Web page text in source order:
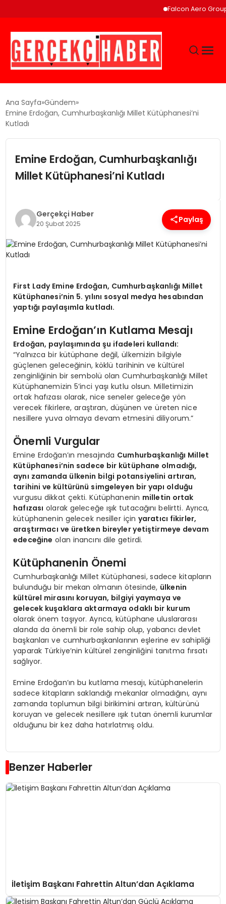
Falcon Aero Group,
GÜNCEL
EĞITIM
EKONOMI
SAĞLIK
SPOR
YAŞAM
Ana Sayfa Gündem
Emine Erdoğan, Cumhurbaşkanlığı Millet Kütüphanesi’ni
Kutladı
Emine Erdoğan, Cumhurbaşkanlığı
Millet Kütüphanesi’ni Kutladı
Gerçekçi Haber
20 Şubat 2025 Paylaş
First Lady Emine Erdoğan, Cumhurbaşkanlığı Millet
Kütüphanesi’nin 5. yılını sosyal medya hesabından
yaptığı paylaşımla kutladı.
Emine Erdoğan’ın Kutlama Mesajı
Erdoğan, paylaşımında şu ifadeleri kullandı:
“Yalnızca bir kütüphane değil, ülkemizin bilgiyle
güçlenen geleceğinin, köklü tarihinin ve kültürel
zenginliğinin bir sembolü olan Cumhurbaşkanlığı Millet
Kütüphanemizin 5’inci yaşı kutlu olsun. Milletimizin
ortak hafızası olarak, nice seneler geleceğe yön
verecek fikirlere, araştıran, düşünen ve üreten nice
nesillere yuva olmaya devam etmesini diliyorum.”
Önemli Vurgular
Emine Erdoğan’ın mesajında Cumhurbaşkanlığı Millet
Kütüphanesi’nin sadece bir kütüphane olmadığı,
aynı zamanda ülkenin bilgi potansiyelini artıran,
tarihini ve kültürünü simgeleyen bir yapı olduğu
vurgusu dikkat çekti. Kütüphanenin milletin ortak
hafızası olarak geleceğe ışık tutacağını belirtti. Ayrıca,
kütüphanenin gelecek nesiller için yaratıcı fikirler,
araştırmacı ve üretken bireyler yetiştirmeye devam
edeceğine olan inancını dile getirdi.
Kütüphanenin Önemi
Cumhurbaşkanlığı Millet Kütüphanesi, sadece kitapların
bulunduğu bir mekan olmanın ötesinde, ülkenin
kültürel mirasını koruyan, bilgiyi yaymaya ve
gelecek kuşaklara aktarmaya odaklı bir kurum
olarak önem taşıyor. Ayrıca, kütüphane uluslararası
alanda da önemli bir role sahip olup, yabancı devlet
başkanları ve cumhurbaşkanlarının eşlerine ev sahipliği
yaparak Türkiye’nin kültürel zenginliğini tanıtma fırsatı
sağlıyor.
Emine Erdoğan’ın bu kutlama mesajı, kütüphanelerin
sadece kitapların saklandığı mekanlar olmadığını, aynı
zamanda toplumun bilgi birikimini artıran, kültürünü
koruyan ve gelecek nesillere ışık tutan önemli kurumlar
olduğunu bir kez daha hatırlatmış oldu.
Benzer Haberler
İletişim Başkanı Fahrettin Altun’dan Açıklama